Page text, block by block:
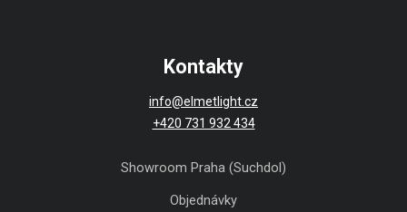
Kontakty
info@elmetlight.cz
+420 731 932 434
Showroom Praha (Suchdol)
Objednávky